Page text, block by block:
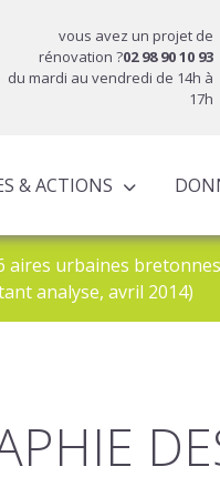
vous avez un projet de
rénovation ?02 98 90 10 93
du mardi au vendredi de 14h à
17h
& ACTIONS
aires urbaines
analyse, avril 2014)